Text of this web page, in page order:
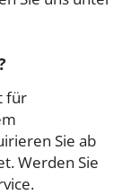
für
Sie ab
Werden Sie